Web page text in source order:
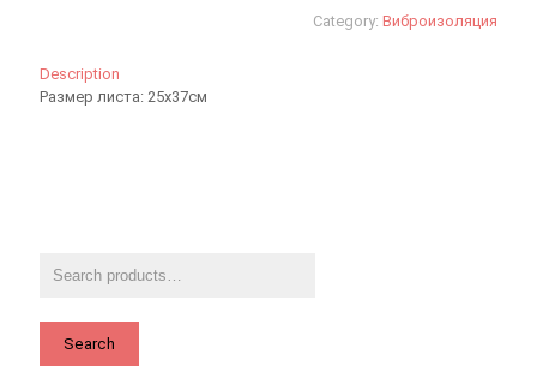
Category: Виброизоляция
Description
Размер листа: 25х37см
Search